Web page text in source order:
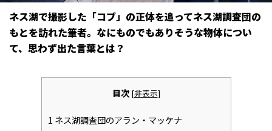
ネス湖で撮影した「コブ」の正体を追ってネス湖調査団の
もとを訪れた筆者。なにものでもありそうな物体につい
て、思わず出た言葉とは？
目次 [非表示]
1 ネス湖調査団のアラン・マッケナ